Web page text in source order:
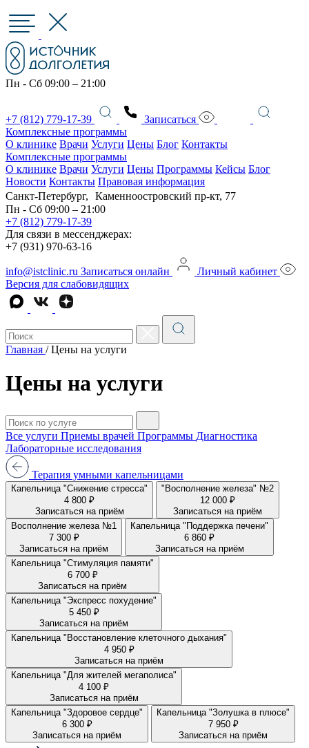
Пн - Сб 09:00 – 21:00
+7 (812) 779-17-39
Записаться
Комплексные программы
О клинике Врачи Услуги Цены Блог Контакты
Комплексные программы
О клинике Врачи Услуги Цены Программы Кейсы Блог
Новости Контакты Правовая информация
Санкт-Петербург, Каменноостровский пр-кт, 77
Пн - Сб 09:00 – 21:00
+7 (812) 779-17-39
Для связи в мессенджерах:
+7 (931) 970-63-16
info@istclinic.ru Записаться онлайн
Личный кабинет
Версия для слабовидящих
Главная / Цены на услуги
Цены на услуги
Все услуги Приемы врачей Программы Диагностика
Лабораторные исследования
Терапия умными капельницами
Капельница "Снижение стресса"
4 800 ₽
Записаться на приём
"Восполнение железа" №2
12 000 ₽
Записаться на приём
Восполнение железа №1
7 300 ₽
Записаться на приём
Капельница "Поддержка печени"
6 860 ₽
Записаться на приём
Капельница "Стимуляция памяти"
6 700 ₽
Записаться на приём
Капельница "Экспресс похудение"
5 450 ₽
Записаться на приём
Капельница "Восстановление клеточного дыхания"
4 950 ₽
Записаться на приём
Капельница "Для жителей мегаполиса"
4 100 ₽
Записаться на приём
Капельница "Здоровое сердце"
6 300 ₽
Записаться на приём
Капельница "Золушка в плюсе"
7 950 ₽
Записаться на приём